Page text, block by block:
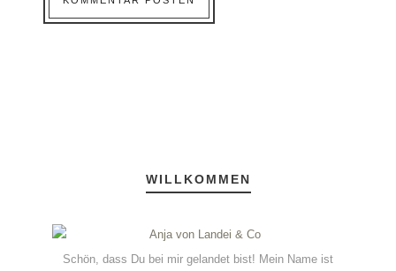
WILLKOMMEN
Schön, dass Du bei mir gelandet bist! Mein Name ist